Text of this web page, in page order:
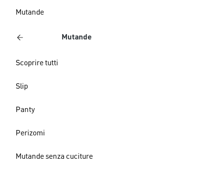
Mutande
Mutande
Scoprire tutti
Slip
Panty
Perizomi
Mutande senza cuciture